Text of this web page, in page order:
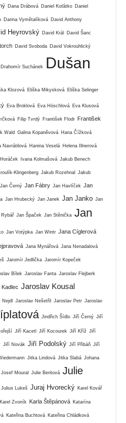
Dana Drábová Daniel Koťátko Daniel
Darina Vymětalíková David Anthony
Heyrovský David Král David Šanc
David Svoboda David Vokrouhlický
Drahomír Suchánek
Dušan
Klozová Eliška Mikysková Eliška Selinger
Eva Broklová Eva Höschlová Eva Klusová
Filip Tvrdý František Flodr František
Wald Galina Kopaněvová Hana Čížková
Navrátilová Hanina Veselá Helena Illnerová
Ivana Kolmašová Jakub Benech
Klingenberg Jakub Rozehnal Jakub
Jan Černý Jan Fábry Jan Havlíček Jan
Jan Hrubecký Jan Janek Jan Janko Jan
Rybář Jan Špaček Jan Stěnička Jan
Jan Votýpka Jan Wintr Jana Cíglerová
Jana Mynářová Jana Nenadalová
Jaromír Jedlička Jaromír Kopeček
Bílek Jaroslav Fanta Jaroslav Flejberk
Jaroslav Kousal
Nejdl Jaroslav Nešetřil Jaroslav Petr Jaroslav
Jindřich Šídlo Jiří Černý Jiří
Jiří Kacetl Jiří Kocourek Jiří Kříž Jiří
Jiří Novák Jiří Podolský Jiří Přibáň Jiří
Jitka Lindová Jitka Slabá Johana
Josef Moural Julie Beritová Julie
Julius Lukeš Juraj Hvorecký Karel Kovář
Karel Zvoník Karla Štěpánová Katarína
Kateřina Buchtová Kateřina Chládková